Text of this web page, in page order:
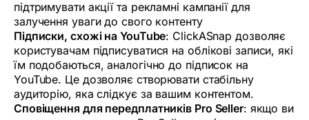
підтримувати акції та рекламні кампанії для
залучення уваги до свого контенту
Підписки, схожі на YouTube: ClickASnap дозволяє
користувачам підписуватися на облікові записи, які
їм подобаються, аналогічно до підписок на
YouTube. Це дозволяє створювати стабільну
аудиторію, яка слідкує за вашим контентом.
Сповіщення для передплатників Pro Seller: якщо ви